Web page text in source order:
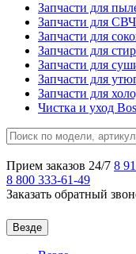
Запчасти для
Запчасти для
Запчасти для
Запчасти для
Запчасти для
Запчасти для
Запчасти для
Чистка и уход
Прием заказов 24/7 8
8 800 333-61-49
Заказать обратный
Везде